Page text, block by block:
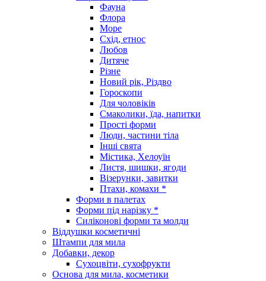
Фауна
Флора
Море
Схід, етнос
Любов
Дитяче
Різне
Новий рік, Різдво
Гороскопи
Для чоловіків
Смаколики, їда, напитки
Прості форми
Люди, частини тіла
Інші свята
Містика, Хелоуїн
Листя, шишки, ягоди
Візерунки, завитки
Птахи, комахи *
Форми в палетах
Форми під нарізку *
Силіконові форми та молди
Віддушки косметичні
Штампи для мила
Добавки, декор
Сухоцвіти, сухофрукти
Основа для мила, косметики